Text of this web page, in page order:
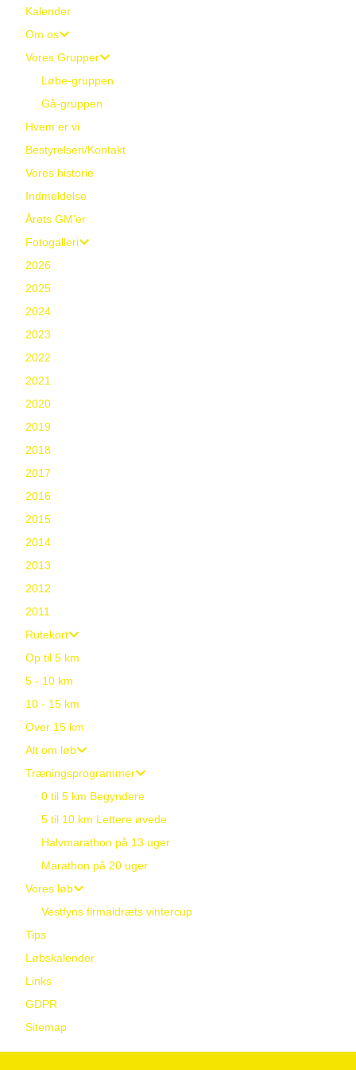
Kalender
Om os
Vores Grupper
Løbe-gruppen
Gå-gruppen
Hvem er vi
Bestyrelsen/Kontakt
Vores historie
Indmeldelse
Årets GM'er
Fotogalleri
2026
2025
2024
2023
2022
2021
2020
2019
2018
2017
2016
2015
2014
2013
2012
2011
Rutekort
Op til 5 km
5 - 10 km
10 - 15 km
Over 15 km
Alt om løb
Træningsprogrammer
0 til 5 km Begyndere
5 til 10 km Lettere øvede
Halvmarathon på 13 uger
Marathon på 20 uger
Vores løb
Vestfyns firmaidræts vintercup
Tips
Løbskalender
Links
GDPR
Sitemap